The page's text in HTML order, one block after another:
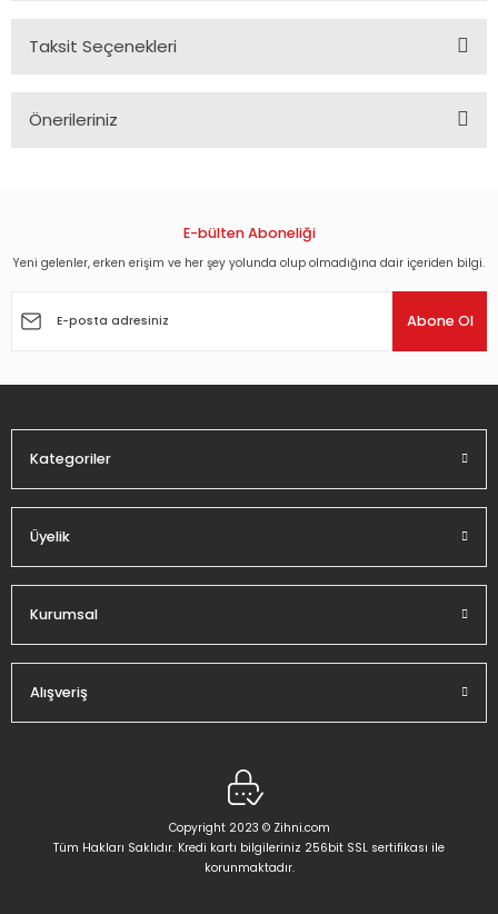
Taksit Seçenekleri
Önerileriniz
Görüş ve önerileriniz için teşekkür ederiz.
Ürün açıklamasında eksik bilgiler bulunuyor.
Ürün fiyatı diğer sitelerden daha pahalı.
E-bülten Aboneliği
Yeni gelenler, erken erişim ve her şey yolunda olup olmadığına dair içeriden bilgi.
Abone Ol
Kategoriler
Üyelik
Kurumsal
Alışveriş
Copyright 2023 © Zihni.com
Tüm Hakları Saklıdır. Kredi kartı bilgileriniz 256bit SSL sertifikası ile
korunmaktadır.